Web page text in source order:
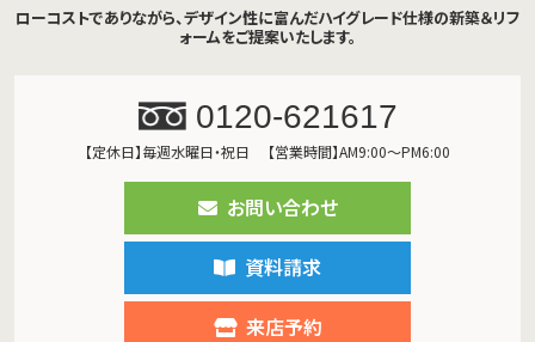
ローコストでありながら、デザイン性に富んだハイグレード仕様の新築＆リフ
ォームをご提案いたします。
0120-621617
【定休日】毎週水曜日・祝日 【営業時間】AM9:00～PM6:00
お問い合わせ
資料請求
来店予約